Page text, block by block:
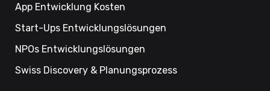
App Entwicklung Kosten
Start-Ups Entwicklungslösungen
NPOs Entwicklungslösungen
Swiss Discovery & Planungsprozess